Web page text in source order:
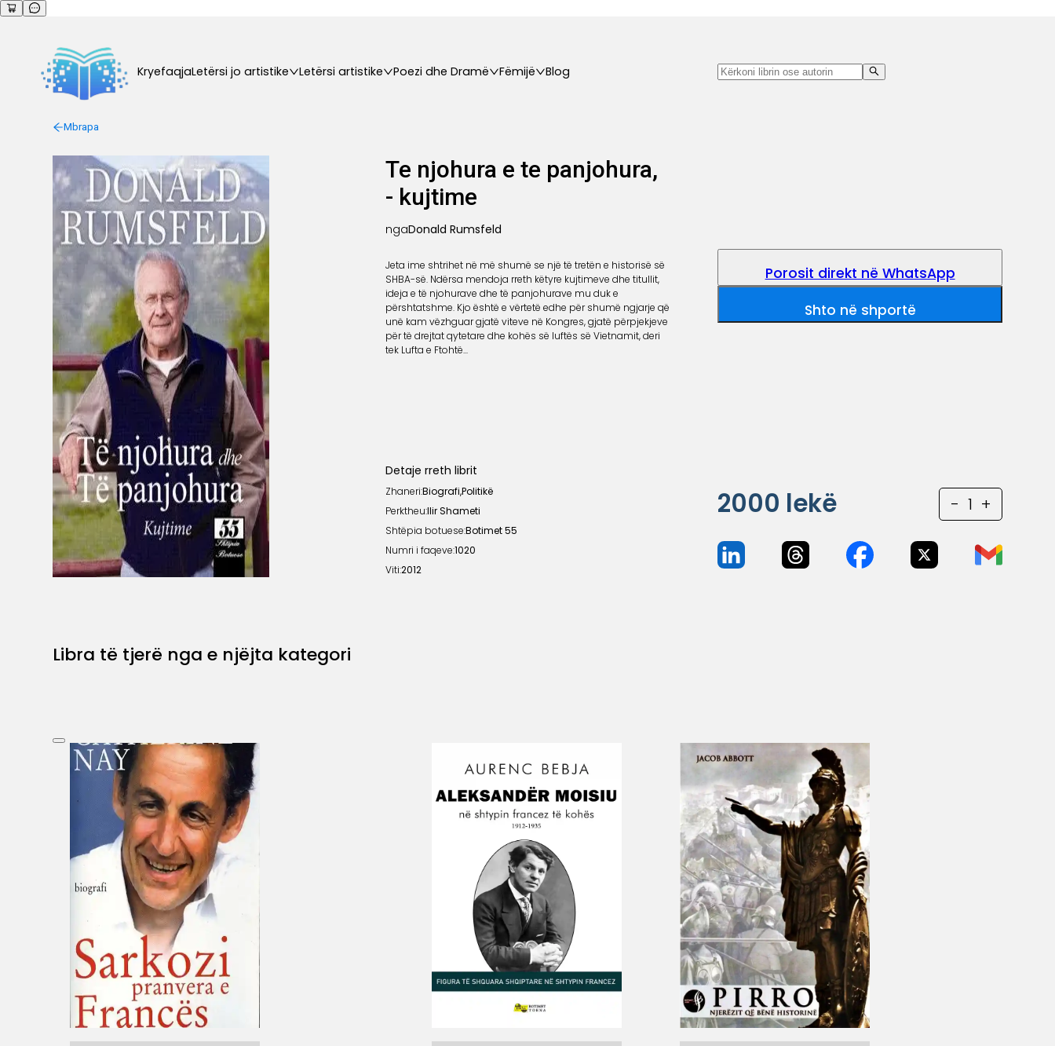
KryefaqjaLetërsi jo artistike Letërsi artistike Poezi dhe Dramë Fëmijë Blog
Mbrapa
Te njohura e te panjohura,
- kujtime
ngaDonald Rumsfeld
Jeta ime shtrihet në më shumë se një të tretën e historisë së
SHBA-së. Ndërsa mendoja rreth këtyre kujtimeve dhe titullit,
ideja e të njohurave dhe të panjohurave mu duk e
përshtatshme. Kjo është e vërtetë edhe për shumë ngjarje që
unë kam vëzhguar gjatë viteve në Kongres, gjatë përpjekjeve
për të drejtat qytetare dhe kohës së luftës së Vietnamit, deri
tek Lufta e Ftohtë...
Porosit direkt në WhatsApp
Shto në shportë
Detaje rreth librit
Zhaneri:Biografi,Politikë
Perktheu:Ilir Shameti
Shtëpia botuese:Botimet 55
Numri i faqeve:1020
Viti:2012
2000 lekë - 1 +
Libra të tjerë nga e njëjta kategori